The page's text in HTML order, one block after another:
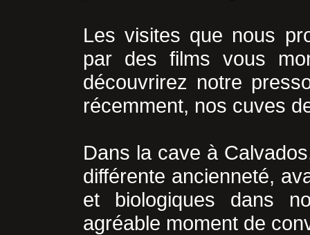
Les visites que nous
par des films vous
découvrirez notre
récemment, nos cuves
Dans la cave à
différente ancienneté,
et biologiques dans
agréable moment de